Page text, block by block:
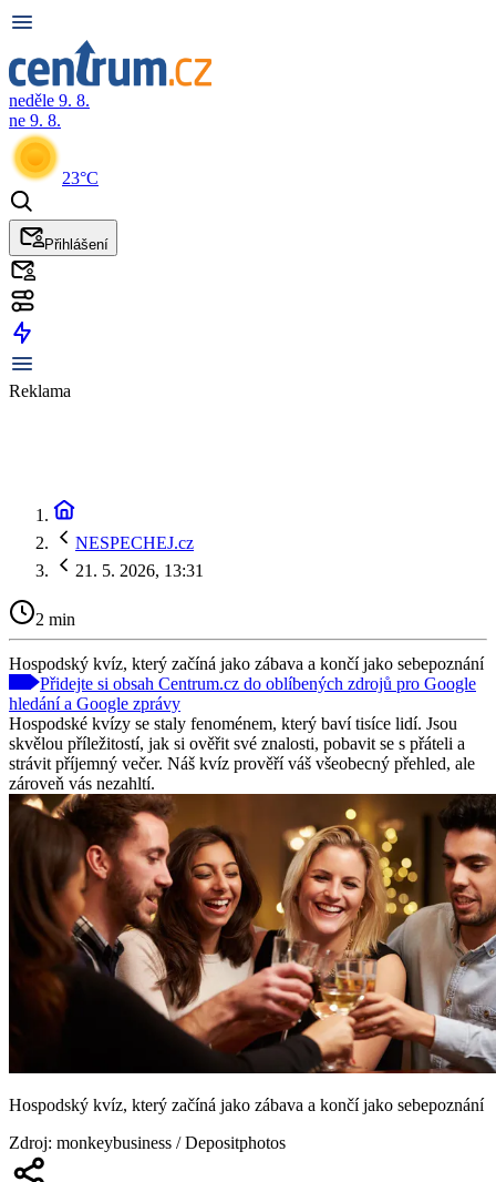
neděle 9. 8.
ne 9. 8.
23°C
Přihlášení
Reklama
NESPECHEJ.cz
21. 5. 2026, 13:31
2 min
Hospodský kvíz, který začíná jako zábava a končí jako sebepoznání
Přidejte si obsah Centrum.cz do oblíbených zdrojů pro Google
hledání a Google zprávy
Hospodské kvízy se staly fenoménem, který baví tisíce lidí. Jsou
skvělou příležitostí, jak si ověřit své znalosti, pobavit se s přáteli a
strávit příjemný večer. Náš kvíz prověří váš všeobecný přehled, ale
zároveň vás nezahltí.
Hospodský kvíz, který začíná jako zábava a končí jako sebepoznání
Zdroj: monkeybusiness / Depositphotos